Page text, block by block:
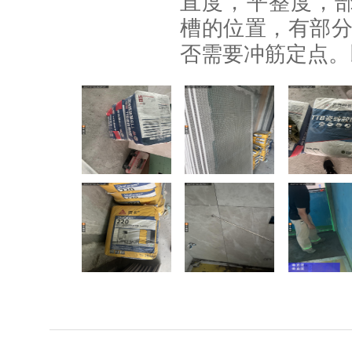
槽的位置，有部
否需要冲筋定点